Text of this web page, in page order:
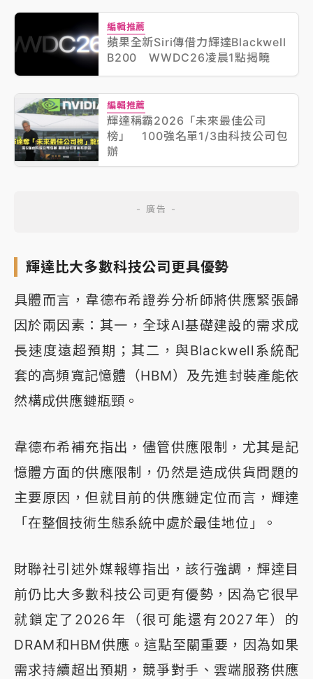
編輯推薦
蘋果全新Siri傳借力輝達Blackwell
B200 WWDC26凌晨1點揭曉
編輯推薦
輝達稱霸2026「未來最佳公司
榜」 100強名單1/3由科技公司包
辦
輝達比大多數科技公司更具優勢
具體而言，韋德布希證券分析師將供應緊張歸
因於兩因素：其一，全球AI基礎建設的需求成
長速度遠超預期；其二，與Blackwell系統配
套的高頻寬記憶體（HBM）及先進封裝產能依
然構成供應鏈瓶頸。
韋德布希補充指出，儘管供應限制，尤其是記
憶體方面的供應限制，仍然是造成供貨問題的
主要原因，但就目前的供應鏈定位而言，輝達
「在整個技術生態系統中處於最佳地位」。
財聯社引述外媒報導指出，該行強調，輝達目
前仍比大多數科技公司更有優勢，因為它很早
就鎖定了2026年（很可能還有2027年）的
DRAM和HBM供應。這點至關重要，因為如果
需求持續超出預期，競爭對手、雲端服務供應